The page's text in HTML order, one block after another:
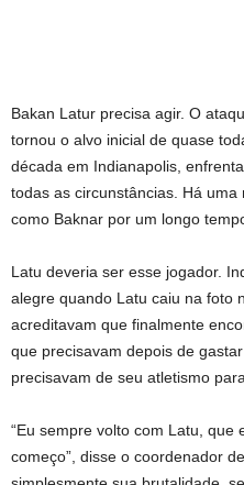
Bakan Latur precisa agir. O
tornou o alvo inicial de quase
década em Indianapolis,
todas as circunstâncias. Há
como Baknar por um longo
Latu deveria ser esse jogador.
alegre quando Latu caiu na foto
acreditavam que finalmente
que precisavam depois de
precisavam de seu atletismo
“Eu sempre volto com Latu, que
começo”, disse o coordenador